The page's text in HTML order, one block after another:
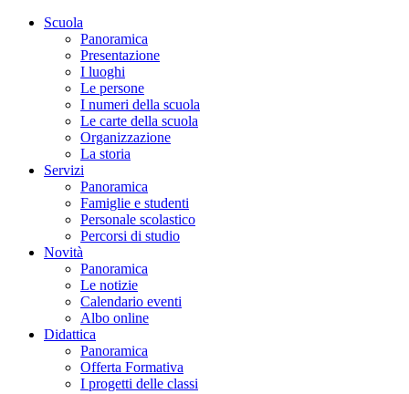
Scuola
Panoramica
Presentazione
I luoghi
Le persone
I numeri della scuola
Le carte della scuola
Organizzazione
La storia
Servizi
Panoramica
Famiglie e studenti
Personale scolastico
Percorsi di studio
Novità
Panoramica
Le notizie
Calendario eventi
Albo online
Didattica
Panoramica
Offerta Formativa
I progetti delle classi